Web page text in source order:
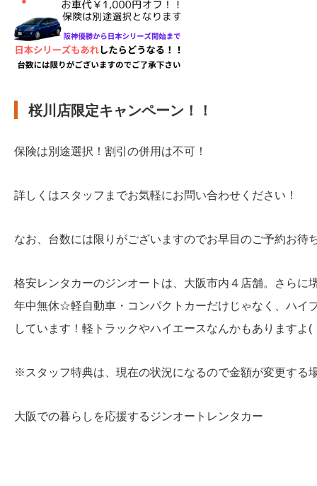
桜川店限定キャンペーン！！
保険は別途選択！割引の併用は不可！
詳しくはスタッフまでお気軽にお問い合わせください！
なお、台数には限りがございますのでお早目のご予約お待
格安レンタカーのジンオートは、大阪市内４店舗。さらに
年中無休☆軽自動車・コンパクトカーだけじゃなく、ハイ
しています！軽トラックやハイエースなんかもありますよ(
※スタッフ特典は、現在の状況になるので金額が変更する
大阪での暮らしを応援するジンオートレンタカー